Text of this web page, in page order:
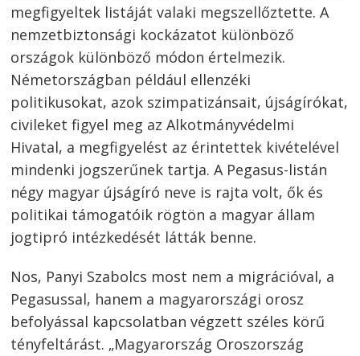
megfigyeltek listáját valaki megszellőztette. A
nemzetbiztonsági kockázatot különböző
országok különböző módon értelmezik.
Németországban például ellenzéki
politikusokat, azok szimpatizánsait, újságírókat,
civileket figyel meg az Alkotmányvédelmi
Hivatal, a megfigyelést az érintettek kivételével
mindenki jogszerűnek tartja. A Pegasus-listán
négy magyar újságíró neve is rajta volt, ők és
politikai támogatóik rögtön a magyar állam
jogtipró intézkedését látták benne.
Nos, Panyi Szabolcs most nem a migrációval, a
Pegasussal, hanem a magyarországi orosz
befolyással kapcsolatban végzett széles körű
tényfeltárást. „Magyarország Oroszország